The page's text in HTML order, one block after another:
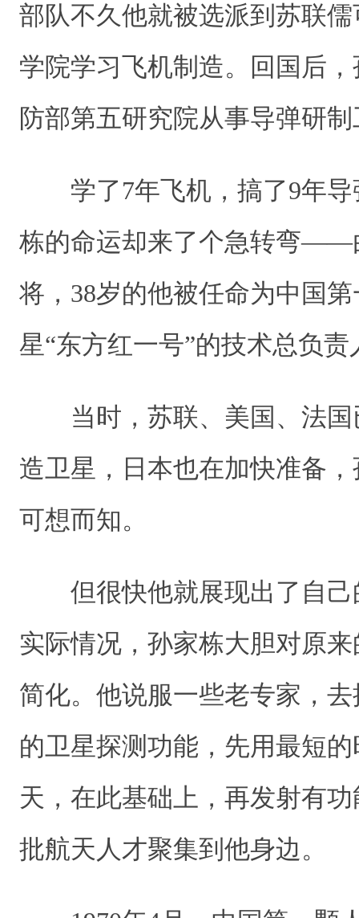
部队不久他就被选派到苏联
学院学习飞机制造。回国后
防部第五研究院从事导弹研
学了7年飞机，搞了9年导
栋的命运却来了个急转弯——
将，38岁的他被任命为中国
星“东方红一号”的技术总负
当时，苏联、美国、法国
造卫星，日本也在加快准备
可想而知。
但很快他就展现出了自己
实际情况，孙家栋大胆对原
简化。他说服一些老专家，
的卫星探测功能，先用最短
天，在此基础上，再发射有
批航天人才聚集到他身边。